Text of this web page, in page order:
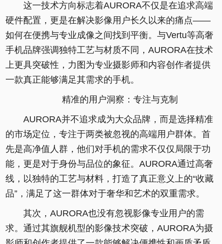
这一技术方向标志着AURORA不仅是在追求高端
硬件配置，更是在解决影像用户长久以来的痛点——
如何在便携与专业成像之间找到平衡。与Vertu等高奢
手机品牌强调独特工艺与材质不同，AURORA在技术
上更具突破性，力图为专业摄影师和内容创作者提供
一款真正能够满足其需求的手机。
精准的用户洞察：专注与克制
AURORA并不追求成为大众品牌，而是选择精准
的市场定位，专注于两类被忽视的高端用户群体。首
先是高净值人群，他们对手机的需求不仅仅局限于功
能，更是对于身份与品位的象征。AURORA通过高奢
线，以独特的工艺与材料，打造了真正意义上的“收藏
品”，满足了这一群体对于奢华和艺术的双重需求。
其次，AURORA也没有忽视影像专业用户的需
求。通过其旗舰机型的影像技术突破，AURORA为摄